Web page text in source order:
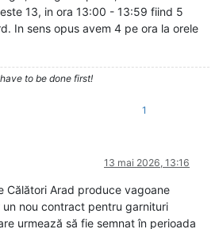
13, in ora 13:00 - 13:59 fiind 5
In sens opus avem 4 pe ora la orele
to be done first!
1
13 mai 2026, 13:16
Călători Arad produce vagoane
un nou contract pentru garnituri
urmează să fie semnat în perioada